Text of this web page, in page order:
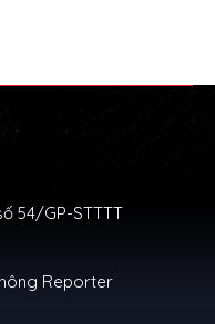
54/GP-STTTT
Reporter